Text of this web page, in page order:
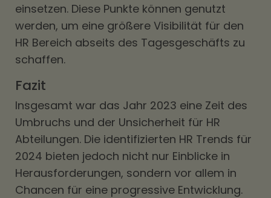
einsetzen. Diese Punkte können genutzt
werden, um eine größere Visibilität für den
HR Bereich abseits des Tagesgeschäfts zu
schaffen.
Fazit
Insgesamt war das Jahr 2023 eine Zeit des
Umbruchs und der Unsicherheit für HR
Abteilungen. Die identifizierten HR Trends für
2024 bieten jedoch nicht nur Einblicke in
Herausforderungen, sondern vor allem in
Chancen für eine progressive Entwicklung.